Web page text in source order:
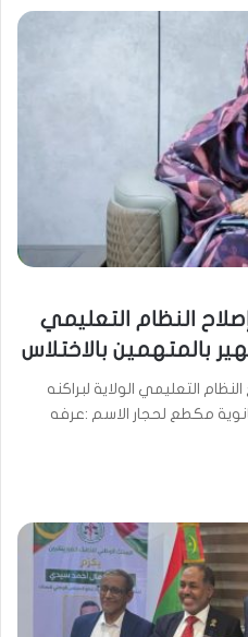
النظام التعليمي
بالمتهمين بالاختلاس
التعليمي الولاية لبراكنه
مكطع لحجار الاسم :عرفه